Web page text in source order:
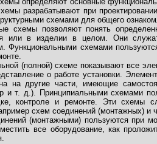
разрабатывают при
схемами для общего
схемы позволяют понять
или в изделии в целом. Они
Функциональными схемами
(полной) схеме показывают все
о работе установки.
на другие части, имеющие
и т. д.). Принципиальными схемами
контроле и ремонте. Эти схемы
схем соединений (монтажных) и
(монтажными) пользуются при
все оборудование, как